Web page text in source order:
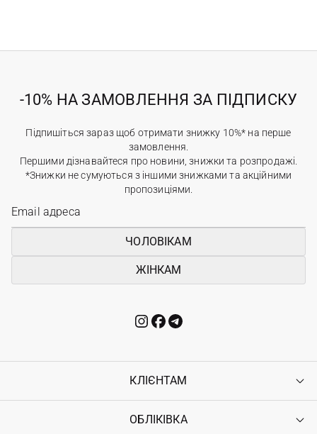
-10% НА ЗАМОВЛЕННЯ ЗА ПІДПИСКУ
Підпишіться зараз щоб отримати знижку 10%* на перше
замовлення.
Першими дізнавайтеся про новини, знижки та розпродажі.
*Знижки не сумуються з іншими знижками та акційними
пропозиціями.
ЧОЛОВІКАМ
ЖІНКАМ
КЛІЄНТАМ
Контакти
ОБЛІКІВКА